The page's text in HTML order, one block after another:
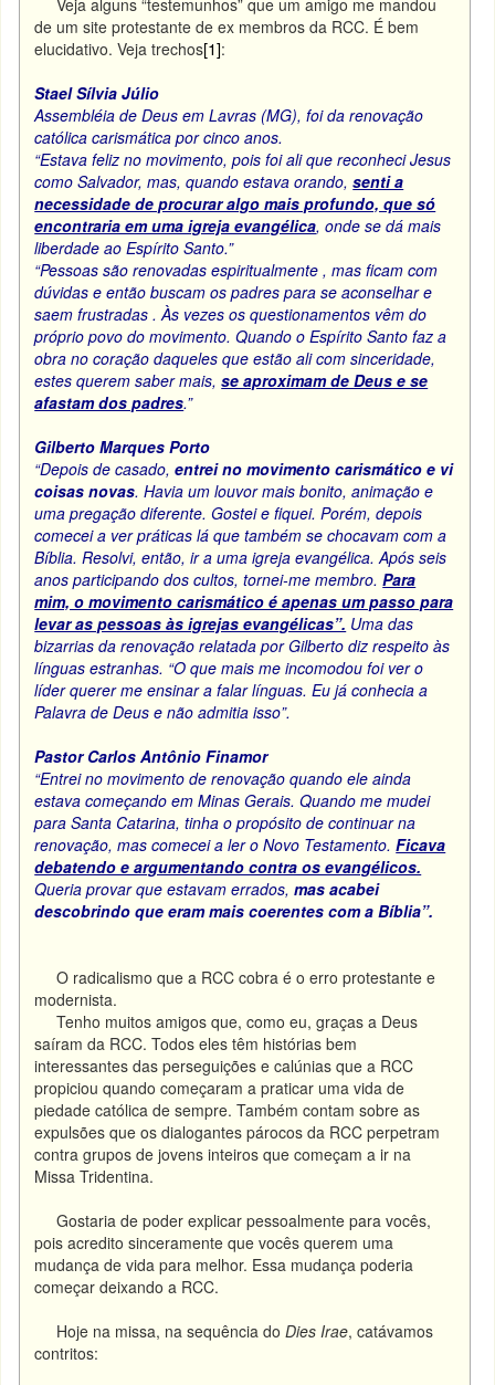
Veja alguns “testemunhos” que um amigo me mandou
de um site protestante de ex membros da RCC. É bem
elucidativo. Veja trechos[1]:
Stael Sílvia Júlio
Assembléia de Deus em Lavras (MG), foi da renovação
católica carismática por cinco anos.
“Estava felizno movimento, pois foi ali que reconheci Jesus
como Salvador, mas, quando estava orando,senti a
necessidade de procurar algo mais profundo, que só
encontraria em uma igreja evangélica, onde se dá mais
liberdade ao Espírito Santo.”
“Pessoas são renovadas espiritualmente , mas ficam com
dúvidas e então buscam os padres para se aconselhar e
saem frustradas . Às vezes os questionamentos vêm do
próprio povo do movimento. Quando o Espírito Santo faz a
obra no coração daqueles que estão ali com sinceridade,
estes querem saber mais,se aproximam de Deus e se
afastam dos padres.”
Gilberto Marques Porto
“Depois de casado,entrei no movimento carismático e vi
coisas novas. Havia um louvor mais bonito, animação e
uma pregação diferente. Gostei e fiquei. Porém, depois
comecei a ver práticas lá que também se chocavam com a
Bíblia. Resolvi, então, ir a uma igreja evangélica. Após seis
anos participando dos cultos, tornei-me membro.Para
mim, o movimento carismático é apenas um passo para
levar as pessoas às igrejas evangélicas”. Uma das
bizarrias da renovação relatada por Gilberto diz respeito às
línguas estranhas. “O que mais me incomodou foi ver o
líder querer me ensinar a falar línguas. Eu já conhecia a
Palavra de Deus e não admitia isso”.
Pastor Carlos Antônio Finamor
“Entrei no movimento de renovação quando ele ainda
estava começando em Minas Gerais. Quando me mudei
para Santa Catarina, tinha o propósito de continuar na
renovação, mas comecei a ler o Novo Testamento.Ficava
debatendo e argumentando contra os evangélicos.
Queria provar que estavam errados,mas acabei
descobrindo que eram mais coerentes com a Bíblia”.
O radicalismo que a RCC cobra é o erro protestante e
modernista.
Tenho muitos amigos que, como eu, graças a Deus
saíram da RCC. Todos eles têm histórias bem
interessantes das perseguições e calúnias que a RCC
propiciou quando começaram a praticar uma vida de
piedade católica de sempre. Também contam sobre as
expulsões que os dialogantes párocos da RCC perpetram
contra grupos de jovens inteiros que começam a ir na
Missa Tridentina.
Gostaria de poder explicar pessoalmente para vocês,
pois acredito sinceramente que vocês querem uma
mudança de vida para melhor. Essa mudança poderia
começar deixando a RCC.
Hoje na missa, na sequência doDies Irae, catávamos
contritos: